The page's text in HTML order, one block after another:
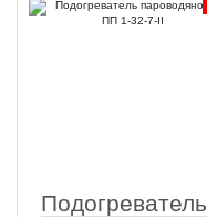
Подогреватель